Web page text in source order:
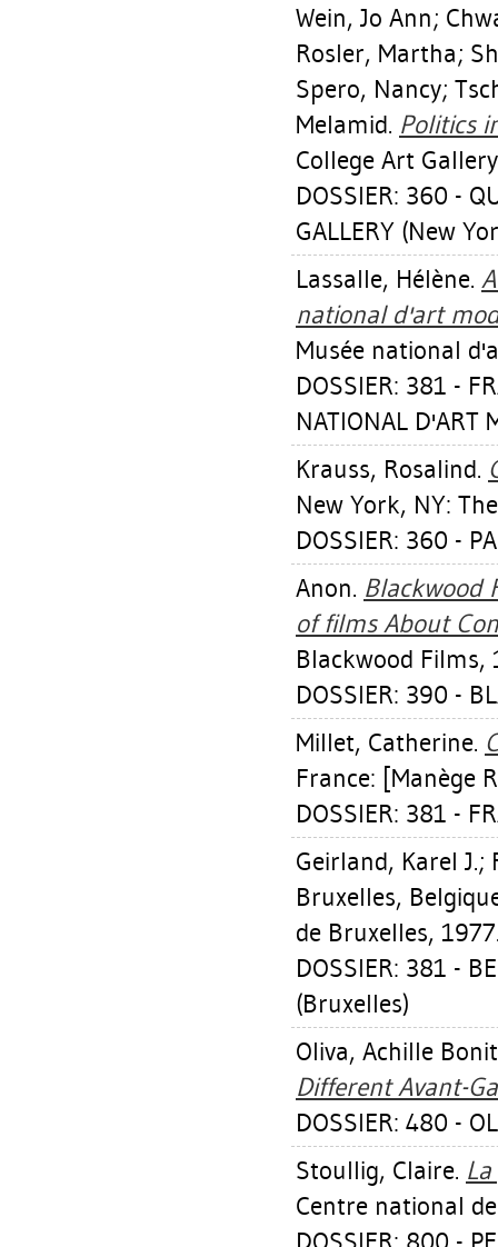
Wein, Jo Ann;
Rosler, Martha;
Spero, Nancy;
Melamid. Politics
College Art
DOSSIER: 360 -
GALLERY (New
Lassalle, Hélène.
national d'art
Musée national
DOSSIER: 381 -
NATIONAL D'ART
Krauss, Rosalind.
New York, NY:
DOSSIER: 360 -
Anon. Blackwood
of films About
Blackwood Films,
DOSSIER: 390 -
Millet, Catherine.
France: [Manège
DOSSIER: 381 -
Geirland, Karel J.;
Bruxelles,
de Bruxelles,
DOSSIER: 381 -
(Bruxelles)
Oliva, Achille
Different Avant-
DOSSIER: 480 -
Stoullig, Claire.
Centre national